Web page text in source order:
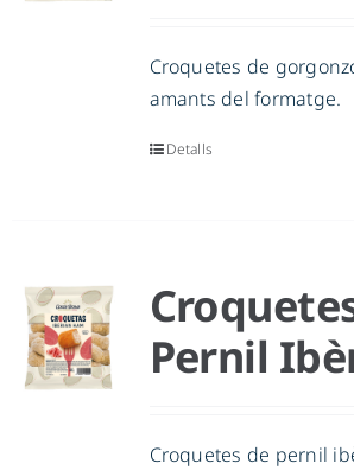
Croquetes de
amants del formatge.
Detalls
Pernil
Croquetes de pernil